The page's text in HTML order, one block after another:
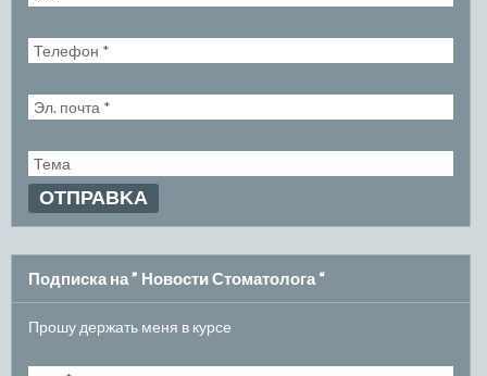
Подписка на ” Новости Стоматолога “
Прошу держать меня в курсе